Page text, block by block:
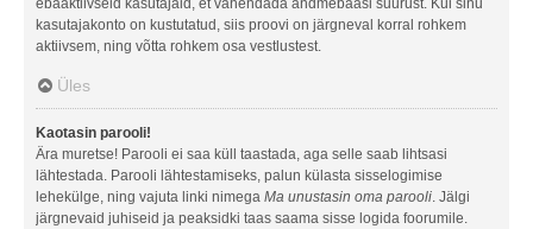
ebaaktiivseid kasutajaid, et vähendada andmebaasi suurust. Kui sinu
kasutajakonto on kustutatud, siis proovi on järgneval korral rohkem
aktiivsem, ning võtta rohkem osa vestlustest.
Üles
Kaotasin parooli!
Ära muretse! Parooli ei saa küll taastada, aga selle saab lihtsasi
lähtestada. Parooli lähtestamiseks, palun külasta sisselogimise
lehekülge, ning vajuta linki nimega Ma unustasin oma parooli. Jälgi
järgnevaid juhiseid ja peaksidki taas saama sisse logida foorumile.